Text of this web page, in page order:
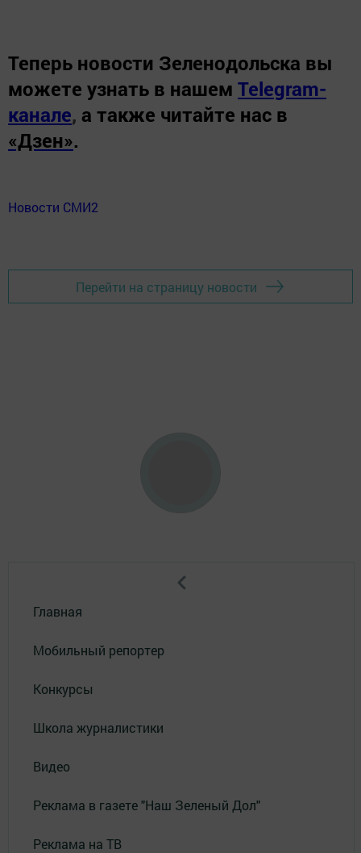
Теперь новости Зеленодольска вы
можете узнать в нашем Telegram-
канале, а также читайте нас в
«Дзен».
Новости СМИ2
Перейти на страницу новости
Главная
Мобильный репортер
Конкурсы
Школа журналистики
Видео
Реклама в газете "Наш Зеленый Дол"
Реклама на ТВ